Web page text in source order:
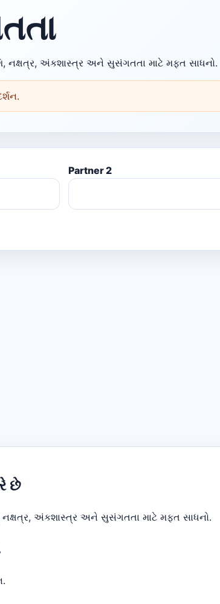
નક્ષત્ર, અંકશાસ્ત્ર અને સુસંગતતા માટે મફત સાધનો.
Partner 2
છે
નક્ષત્ર, અંકશાસ્ત્ર અને સુસંગતતા માટે મફત સાધનો.